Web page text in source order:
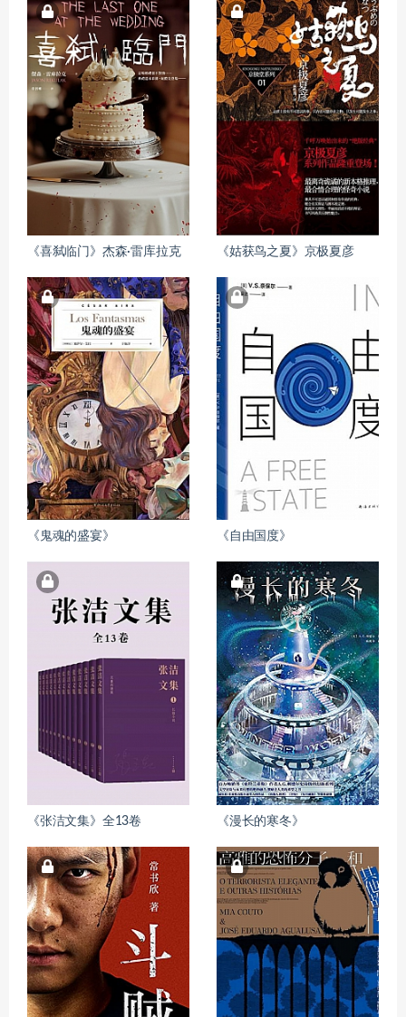
《喜弑临门》杰森·雷库拉克 《姑获鸟之夏》京极夏彦
《鬼魂的盛宴》 《自由国度》
《张洁文集》全13卷 《漫长的寒冬》